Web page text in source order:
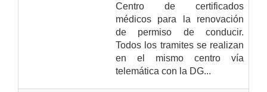
Centro de certificados
médicos para la renovación
de permiso de conducir.
Todos los tramites se realizan
en el mismo centro vía
telemática con la DG...